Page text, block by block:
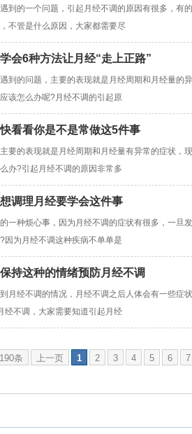
的一个问题，引起月经不调的原因有很多，有的
不管是什么原因，大家都需要尽
会6种方法让月经“走上正路”
的问题，主要的表现就是月经周期和月经量的
该怎么办呢?月经不调的引起原
看看你是不是常做这5件事
的表现就是月经周期和月经量有异常的症状，
办?引起月经不调的原因非常多
调理月经要学会这件事
种烦心事，因为月经不调的症状有很多，一旦
因为月经不调这种疾病不单单是
持这种的情绪预防月经不调
经不调的情况，月经不调之后人体会有一些症
经不调，大家需要知道引起月经
190条 上一页 1 2 3 4 5 6 7